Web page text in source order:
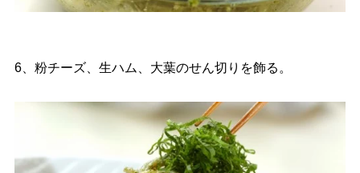
6、粉チーズ、生ハム、大葉のせん切りを飾る。